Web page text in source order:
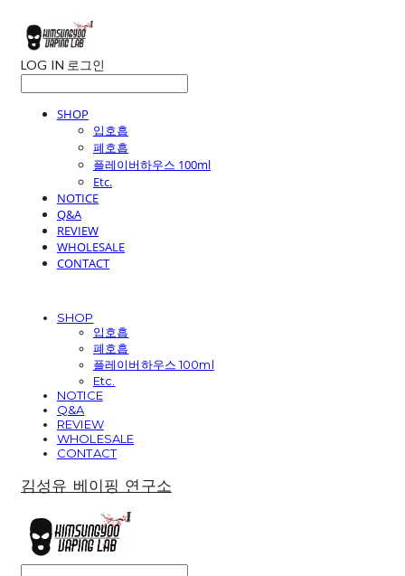
LOG IN 로그인
SHOP
입호흡
폐호흡
플레이버하우스 100ml
Etc.
NOTICE
Q&A
REVIEW
WHOLESALE
CONTACT
SHOP
입호흡
폐호흡
플레이버하우스 100ml
Etc.
NOTICE
Q&A
REVIEW
WHOLESALE
CONTACT
김성유 베이핑 연구소